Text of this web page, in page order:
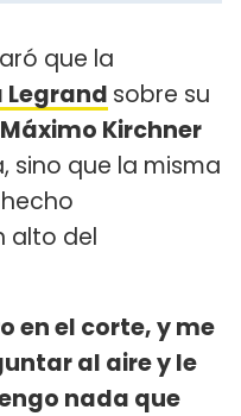
que la
Legrand sobre su
Máximo Kirchner
sino que la misma
alto del
en el corte, y me
al aire y le
nada que